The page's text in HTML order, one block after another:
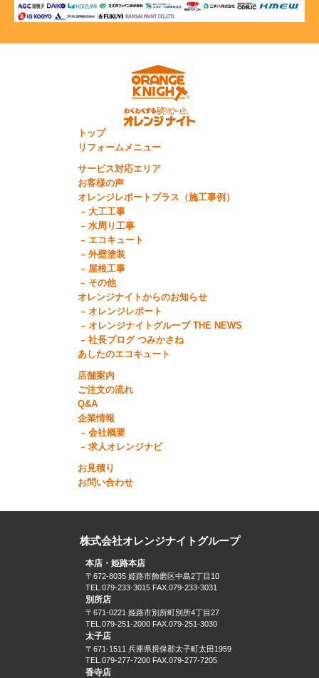
トップ
リフォームメニュー
サービス対応エリア
お客様の声
オレンジレポートプラス（施工事例）
大工工事
水周り工事
エコキュート
外壁塗装
屋根工事
その他
オレンジナイトからのお知らせ
オレンジレポート
オレンジナイトグループ THE NEWS
社長ブログ つみかさね
あしたのエコキュート
店舗案内
ご注文の流れ
Q&A
企業情報
会社概要
求人オレンジナビ
お見積り
お問い合わせ
株式会社オレンジナイトグループ
本店・姫路本店
〒672-8035 姫路市飾磨区中島2丁目10
TEL.079-233-3015 FAX.079-233-3031
別所店
〒671-0221 姫路市別所町別所4丁目27
TEL.079-251-2000 FAX.079-251-3030
太子店
〒671-1511 兵庫県揖保郡太子町太田1959
TEL.079-277-7200 FAX.079-277-7205
香寺店